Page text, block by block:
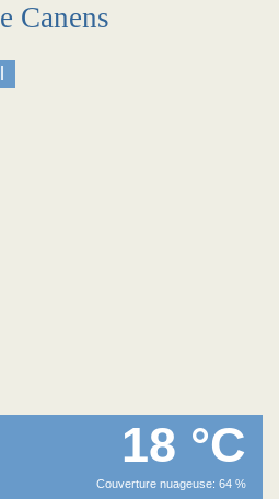
Canens
18 °C
Couverture nuageuse: 64 %